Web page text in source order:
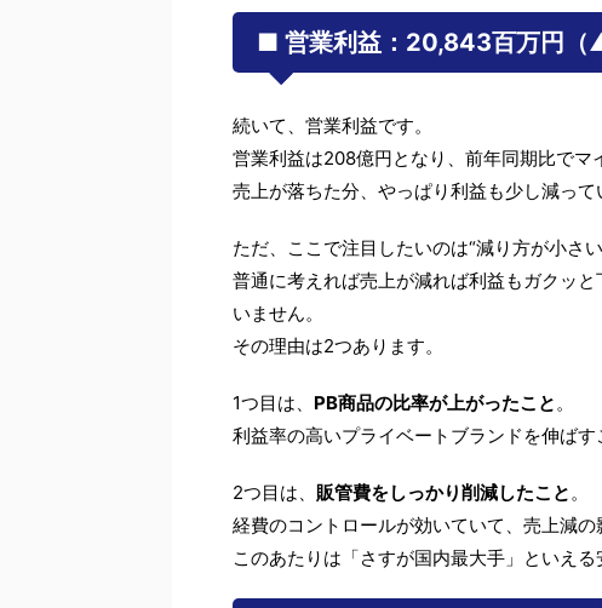
■ 営業利益：20,843百万円（
続いて、営業利益です。
営業利益は208億円となり、前年同期比でマイ
売上が落ちた分、やっぱり利益も少し減って
ただ、ここで注目したいのは“減り方が小さい
普通に考えれば売上が減れば利益もガクッ
いません。
その理由は2つあります。
1つ目は、 PB商品の比率が上がったこと 。
利益率の高いプライベートブランドを伸ば
2つ目は、 販管費をしっかり削減したこと 。
経費のコントロールが効いていて、売上減の
このあたりは「さすが国内最大手」といえる